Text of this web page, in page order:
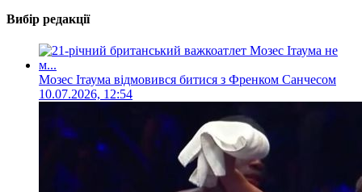
Вибір редакції
Мозес Ітаума відмовився битися з Френком Санчесом
10.07.2026, 12:54